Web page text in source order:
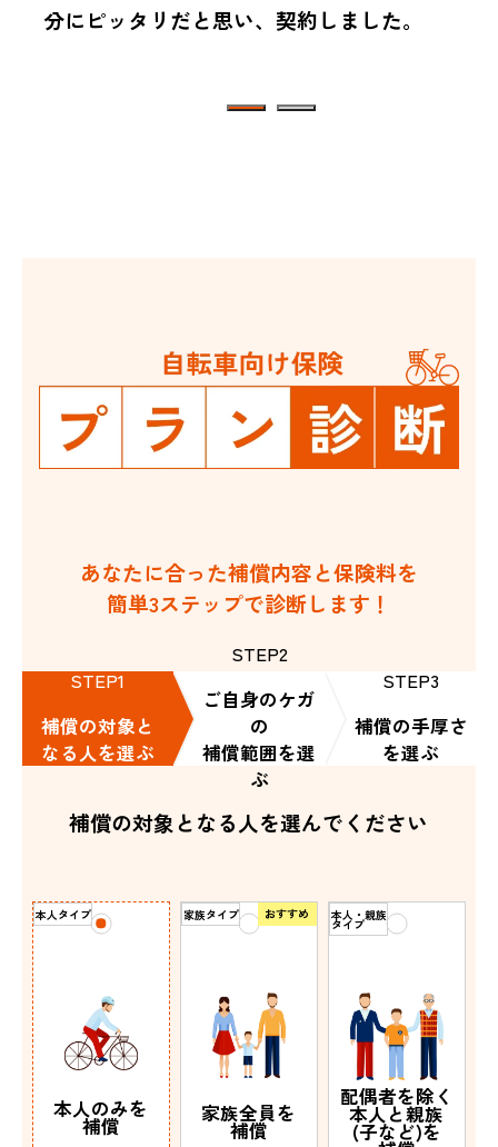
分にピッタリだと思い、契約しました。
あなたに合った補償内容と保険料を
簡単3ステップで診断します！
STEP1
補償の対象と
なる人を選ぶ
STEP2
ご自身のケガ
の
補償範囲を選
ぶ
STEP3
補償の手厚さ
を選ぶ
補償の対象となる人を選んでください
本人タイプ
本人のみを
補償
家族タイプ おすすめ
家族全員を
補償
本人・親族
タイプ
配偶者を除く
本人と親族
(子など)を